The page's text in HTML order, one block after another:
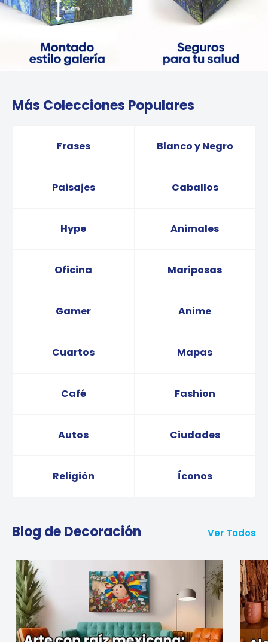
Más Colecciones Populares
Frases Blanco y Negro
Paisajes Caballos
Hype Animales
Oficina Mariposas
Gamer Anime
Cuartos Mapas
Café Fashion
Autos Ciudades
Religión Íconos
Blog de Decoración Ver Todos